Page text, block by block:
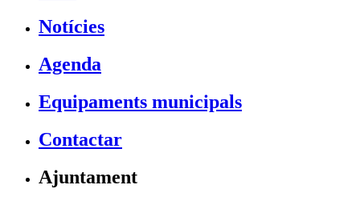
Notícies
Agenda
Equipaments municipals
Contactar
Ajuntament